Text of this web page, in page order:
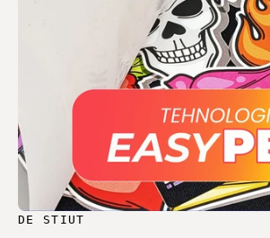
DE STIUT